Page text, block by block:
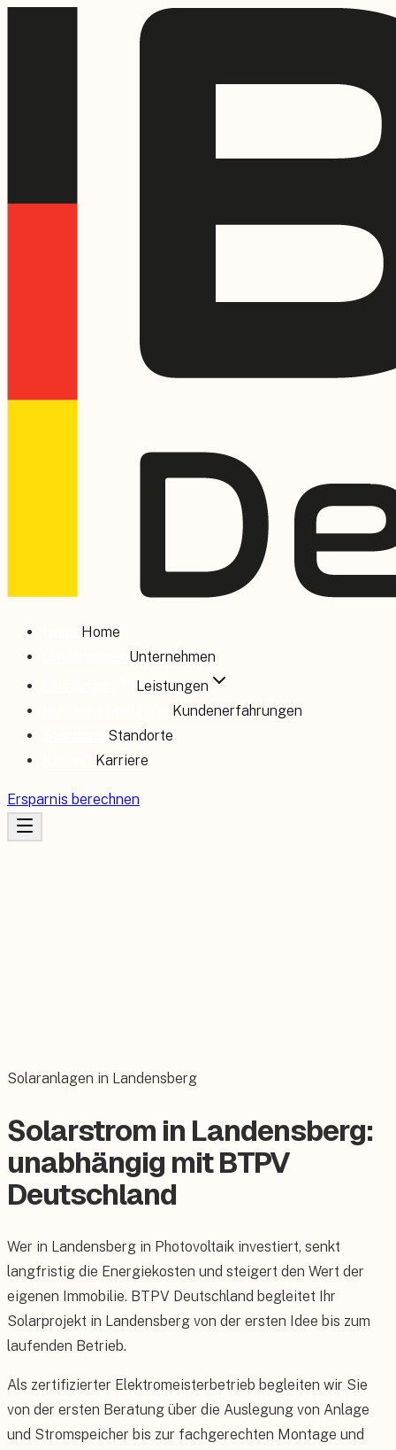
Home
Unternehmen
Leistungen
Kundenerfahrungen
Standorte
Karriere
Ersparnis berechnen
Solaranlagen in Landensberg
Solarstrom in Landensberg:
unabhängig mit BTPV
Deutschland
Wer in Landensberg in Photovoltaik investiert, senkt
langfristig die Energiekosten und steigert den Wert der
eigenen Immobilie. BTPV Deutschland begleitet Ihr
Solarprojekt in Landensberg von der ersten Idee bis zum
laufenden Betrieb.
Als zertifizierter Elektromeisterbetrieb begleiten wir Sie
von der ersten Beratung über die Auslegung von Anlage
und Stromspeicher bis zur fachgerechten Montage und